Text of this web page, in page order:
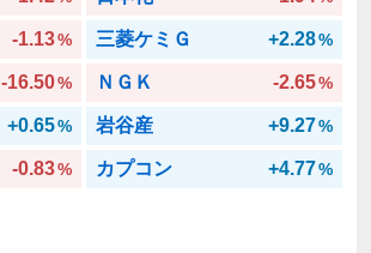
-1.13% 三菱ケミＧ +2.28%
-16.50% ＮＧＫ -2.65%
+0.65% 岩谷産 +9.27%
-0.83% カプコン +4.77%